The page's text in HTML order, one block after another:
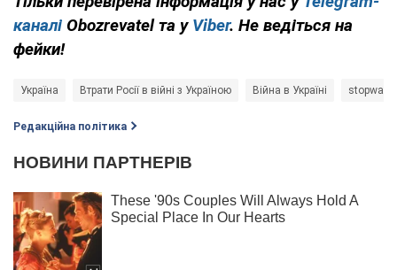
каналі Obozrevatel та у Viber. Не ведіться на
фейки!
Україна Втрати Росії в війні з Україною Війна в Україні stopwar
Редакційна політика